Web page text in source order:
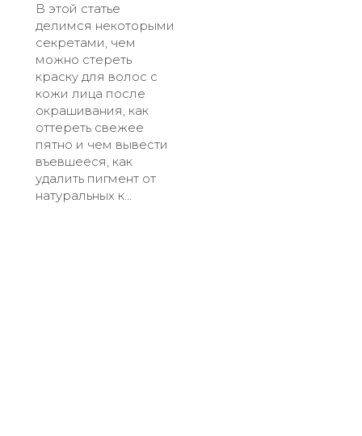
В этой статье
делимся некоторыми
секретами, чем
можно стереть
краску для волос с
кожи лица после
окрашивания, как
оттереть свежее
пятно и чем вывести
въевшееся, как
удалить пигмент от
натуральных к...